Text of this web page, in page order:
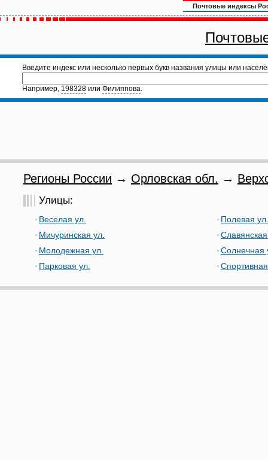
Почтовые индексы
Введите индекс или несколько первых букв названия улицы или
Например, 198328 или Филиппова.
Регионы России → Орловская обл. →
Улицы:
Веселая ул.
Мичуринская ул.
Молодежная ул.
Парковая ул.
Полевая ул.
Солнечная